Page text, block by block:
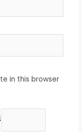
in this browser